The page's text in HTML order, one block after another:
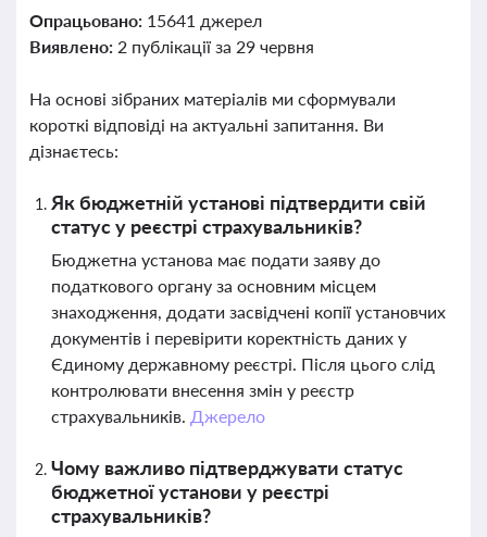
Опрацьовано: 15641 джерел
Виявлено: 2 публікації за 29 червня
На основі зібраних матеріалів ми сформували
короткі відповіді на актуальні запитання. Ви
дізнаєтесь:
Як бюджетній установі підтвердити свій
статус у реєстрі страхувальників?
Бюджетна установа має подати заяву до
податкового органу за основним місцем
знаходження, додати засвідчені копії установчих
документів і перевірити коректність даних у
Єдиному державному реєстрі. Після цього слід
контролювати внесення змін у реєстр
страхувальників. Джерело
Чому важливо підтверджувати статус
бюджетної установи у реєстрі
страхувальників?